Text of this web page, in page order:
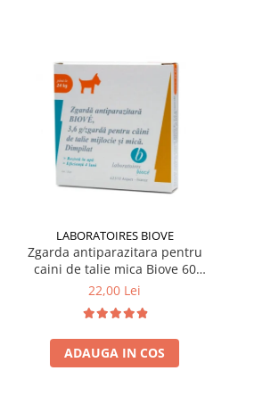
LABORATOIRES BIOVE
Zgarda antiparazitara pentru
caini de talie mica Biove 60
cm
22,00 Lei
ADAUGA IN COS